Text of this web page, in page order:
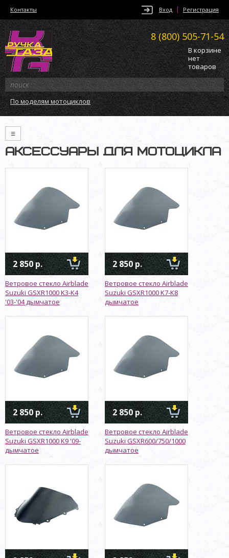
Вход Регистрация
Контакты
8 (800) 505-71-54
В корзине
нет
товаров
По моделям мотоциклов
≡
АКСЕССУАРЫ ДЛЯ МОТОЦИКЛА
2 850 р.
Ветровое стекло Airblade
Suzuki GSXR1000 K3-K4
'03-'04 дымчатое
2 850 р.
Ветровое стекло Airblade
Suzuki GSXR1000 K7-K8
дымчатое
2 850 р.
Ветровое стекло Airblade
Suzuki GSXR1000 K9 '09-
дымчатое
2 850 р.
Ветровое стекло Airblade
Suzuki GSXR600/750/1000
дымчатое